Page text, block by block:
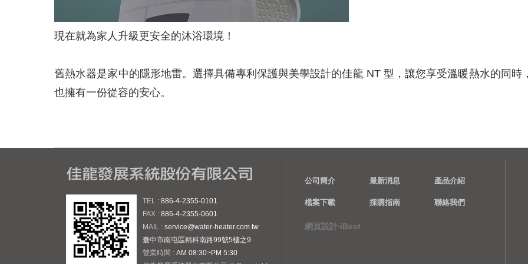
現在就為家人升級更安全的沐浴環境！
舊熱水器是家中的隱形地雷。選擇具備專利保護與美學設計的佳龍 NT 型，讓您享受溫暖熱水的同時
也擁有一份從容的安心。
TEL : 886-4-2355-0101
FAX : 886-4-2355-0601
MAIL : service@water-heater.com.tw
臺中市南屯區精科南路99號5樓之9
營業時間 : AM 08:30~PM 5:30
公司簡介 最新消息 產品介紹
檔案下載 採購指南 聯絡我們
網頁設計‧iBest